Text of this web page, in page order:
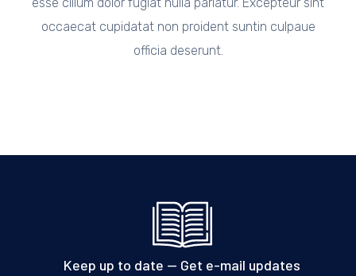
occaecat cupidatat non proident suntin culpaue
officia deserunt.
Keep up to date — Get e-mail updates